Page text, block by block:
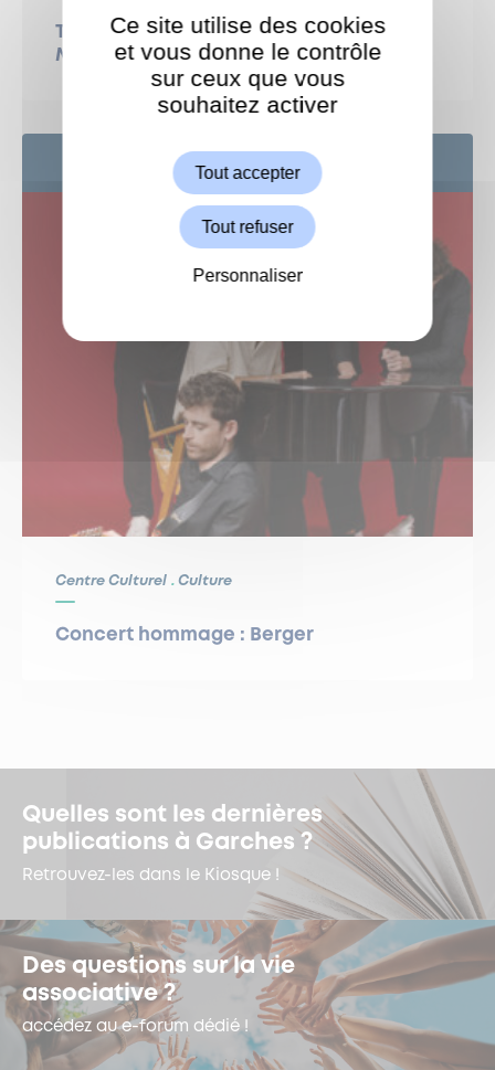
THÉÂTRE : Le procès d’une vie Gisèle,
Marie-Claire, Michèle… et les autres
24 SEP
Centre Culturel Culture
Concert hommage : Berger
Quelles sont les dernières
publications à Garches ?
Retrouvez-les dans le Kiosque !
Des questions sur la vie
associative ?
accédez au e-forum dédié !
ShareThis est désactivé.
Ce site utilise des cookies
et vous donne le contrôle
sur ceux que vous
souhaitez activer
Tout accepter
Tout refuser
Personnaliser